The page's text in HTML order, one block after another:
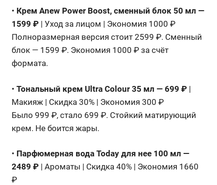
• Крем Anew Power Boost, сменный блок 50 мл —
1599 ₽ | Уход за лицом | Экономия 1000 ₽
Полноразмерная версия стоит 2599 ₽. Сменный
блок — 1599 ₽. Экономия 1000 ₽ за счёт
формата.
• Тональный крем Ultra Colour 35 мл — 699 ₽ |
Макияж | Скидка 30% | Экономия 300 ₽
Было 999 ₽, стало 699 ₽. Стойкий матирующий
крем. Не боится жары.
• Парфюмерная вода Today для нее 100 мл —
2489 ₽ | Ароматы | Скидка 40% | Экономия 1660
₽